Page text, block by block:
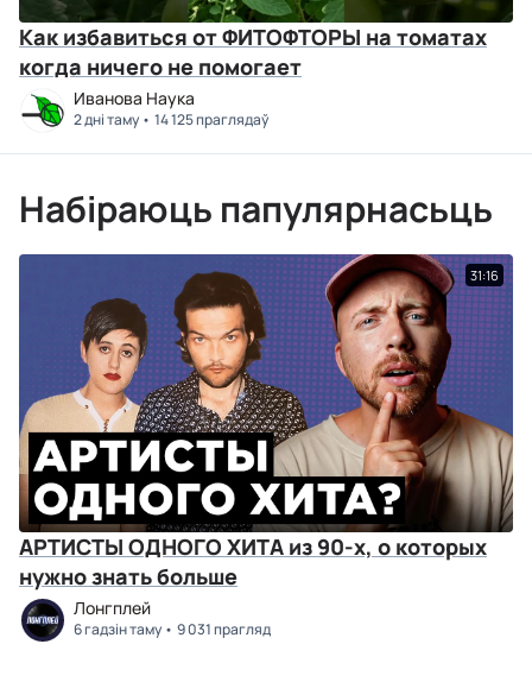
Как избавиться от ФИТОФТОРЫ на томатах
когда ничего не помогает
Иванова Наука
2 дні таму 14 125 праглядаў
Набіраюць папулярнасьць
31:16
АРТИСТЫ ОДНОГО ХИТА из 90-х, о которых
нужно знать больше
Лонгплей
6 гадзін таму 9 031 прагляд